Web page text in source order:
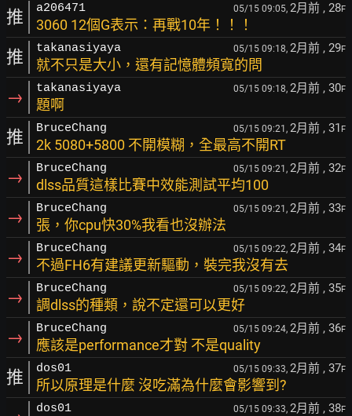
推 a206471 05/15 09:05, 2月前 , 28F
3060 12個G表示：再戰10年！！！
推 takanasiyaya 05/15 09:18, 2月前 , 29F
就不只是大小，還有記憶體頻寬的問
→ takanasiyaya 05/15 09:18, 2月前 , 30F
題啊
推 BruceChang 05/15 09:21, 2月前 , 31 F
2k 5080+5800 不開模糊，全最高不開RT
→ BruceChang 05/15 09:21, 2月前 , 32F
dlss品質這樣比賽中效能測試平均100
→ BruceChang 05/15 09:21, 2月前 , 33F
張，你cpu快30%我看也沒辦法
→ BruceChang 05/15 09:22, 2月前 , 34F
不過FH6有建議更新驅動，裝完我沒有去
→ BruceChang 05/15 09:22, 2月前 , 35F
調dlss的種類，說不定還可以更好
→ BruceChang 05/15 09:24, 2月前 , 36F
應該是performance才對 不是quality
推 dos01 05/15 09:33, 2月前 , 37F
所以原理是什麼 沒吃滿為什麼會影響到?
dos01 05/15 09:33, 2月前 , 38F